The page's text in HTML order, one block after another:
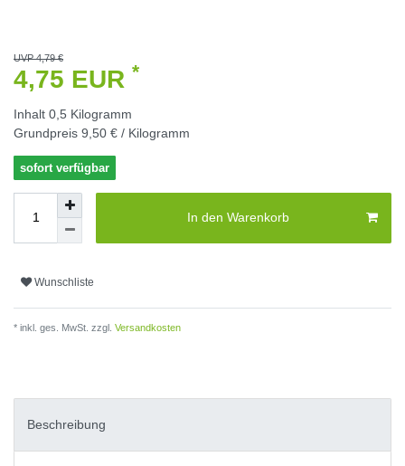
UVP 4,79 €
4,75 EUR *
Inhalt 0,5 Kilogramm
Grundpreis 9,50 € / Kilogramm
sofort verfügbar
In den Warenkorb
Wunschliste
* inkl. ges. MwSt. zzgl. Versandkosten
Beschreibung